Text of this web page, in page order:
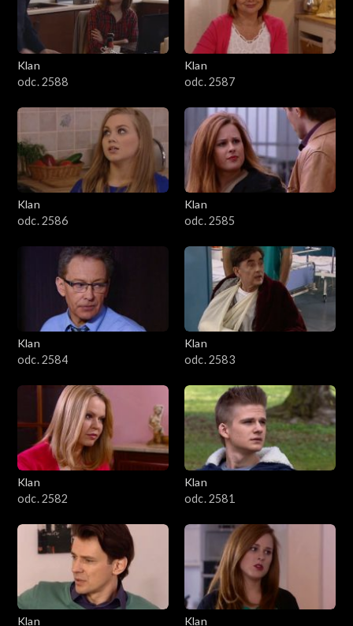
2301–2400
2201–2300
2101–2200
2001–2100
1901–2000
1801–1900
1701–1800
1601–1700
1501–1600
1401–1500
1301–1400
1201–1300
1101–1200
1001–1100
Klan
odc. 2588
Klan
odc. 2587
Klan
odc. 2586
Klan
odc. 2585
Klan
odc. 2584
Klan
odc. 2583
Klan
odc. 2582
Klan
odc. 2581
Klan
Klan